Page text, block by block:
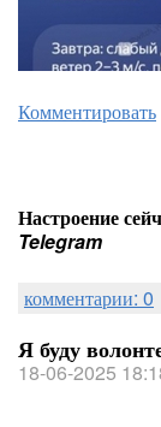
Комментировать
Настроение
Telegram
комментарии: 0
Я буду
18-06-2025